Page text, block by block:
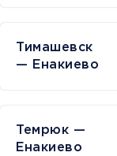
— Енакиево
Темрюк —
Енакиево